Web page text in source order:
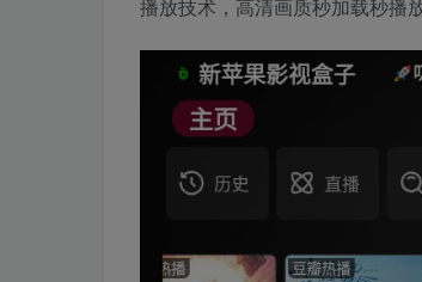
播放技术，高清画质秒加载秒播